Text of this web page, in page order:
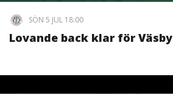
SÖN 5 JUL 18:00
Lovande back klar för Väsby